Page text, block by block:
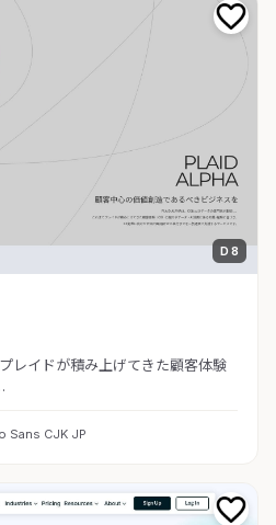
D 8
レイドが積み上げてきた顧客体験
Sans CJK JP